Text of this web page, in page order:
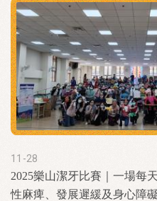
11-28
2025樂山潔牙比賽｜一場每
性麻痺、發展遲緩及身心障